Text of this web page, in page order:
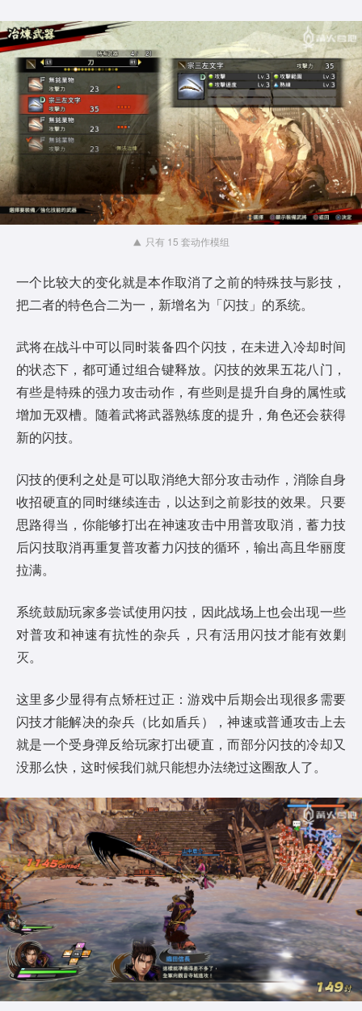
只有 15 套动作模组
一个比较大的变化就是本作取消了之前的特殊技与影技，
把二者的特色合二为一，新增名为「闪技」的系统。
武将在战斗中可以同时装备四个闪技，在未进入冷却时间
的状态下，都可通过组合键释放。闪技的效果五花八门，
有些是特殊的强力攻击动作，有些则是提升自身的属性或
增加无双槽。随着武将武器熟练度的提升，角色还会获得
新的闪技。
闪技的便利之处是可以取消绝大部分攻击动作，消除自身
收招硬直的同时继续连击，以达到之前影技的效果。只要
思路得当，你能够打出在神速攻击中用普攻取消，蓄力技
后闪技取消再重复普攻蓄力闪技的循环，输出高且华丽度
拉满。
系统鼓励玩家多尝试使用闪技，因此战场上也会出现一些
对普攻和神速有抗性的杂兵，只有活用闪技才能有效剿
灭。
这里多少显得有点矫枉过正：游戏中后期会出现很多需要
闪技才能解决的杂兵（比如盾兵），神速或普通攻击上去
就是一个受身弹反给玩家打出硬直，而部分闪技的冷却又
没那么快，这时候我们就只能想办法绕过这圈敌人了。